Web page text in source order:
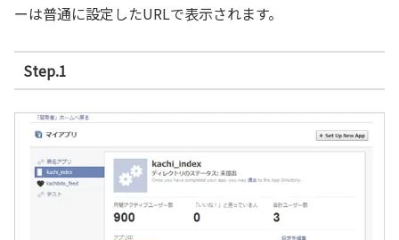
ーは普通に設定したURLで表示されます。
Step.1